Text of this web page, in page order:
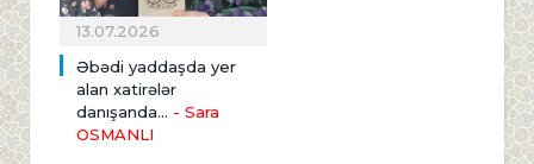
13.07.2026
Əbədi yaddaşda yer
alan xatirələr
danışanda... - Sara
OSMANLI